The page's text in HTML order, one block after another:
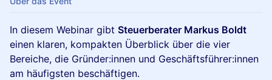
In diesem Webinar gibt Steuerberater Markus Boldt
einen klaren, kompakten Überblick über die vier
Bereiche, die Gründer:innen und Geschäftsführer:innen
am häufigsten beschäftigen.